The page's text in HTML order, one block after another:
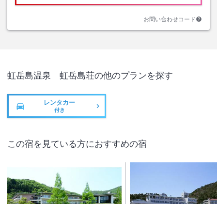
お問い合わせコード
虹岳島温泉 虹岳島荘の他のプランを探す
レンタカー
付き
この宿を見ている方におすすめの宿